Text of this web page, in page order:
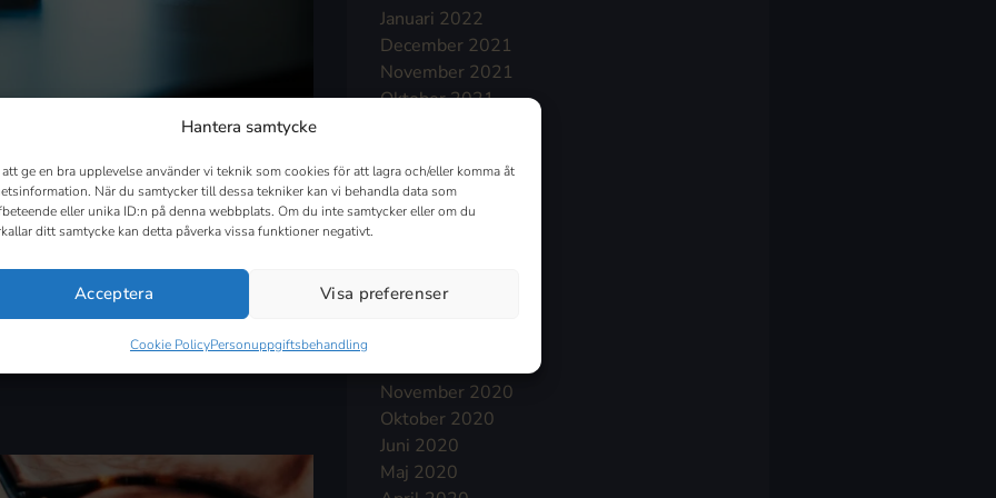
Hantera samtycke
att ge en bra upplevelse använder vi teknik som cookies för att lagra och/eller komma åt
När du samtycker till dessa tekniker kan vi behandla data som
eller unika ID:n på denna webbplats. Om du inte samtycker eller om du
ditt samtycke kan detta påverka vissa funktioner negativt.
Acceptera Visa preferenser
Cookie PolicyPersonuppgiftsbehandling
alla verksamhetsområden. Med
geografisk plats eller
Januari 2022
December 2021
November 2021
Oktober 2021
Juli 2021
Juni 2021
Mars 2021
November 2020
Oktober 2020
Juni 2020
Maj 2020